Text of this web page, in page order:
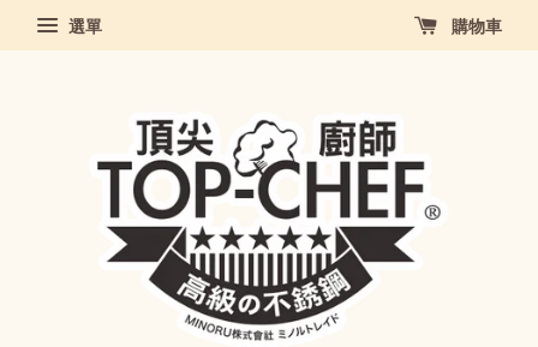
選單 購物車